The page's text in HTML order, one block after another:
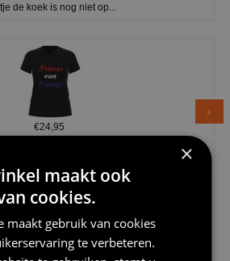
de koek is nog niet op...
€24,95
×
maakt ook
cookies.
maakt gebruik van cookies
te verbeteren.